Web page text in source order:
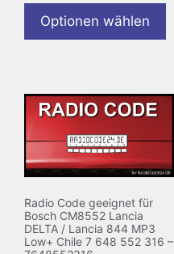
Optionen wählen
Radio Code geeignet für
Bosch CM8552 Lancia
DELTA / Lancia 844 MP3
Low+ Chile 7 648 552 316 –